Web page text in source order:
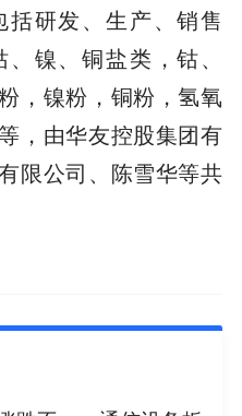
研发、生产、销售
镍、铜盐类，钴、
，镍粉，铜粉，氢氧
，由华友控股集团有
限公司、陈雪华等共